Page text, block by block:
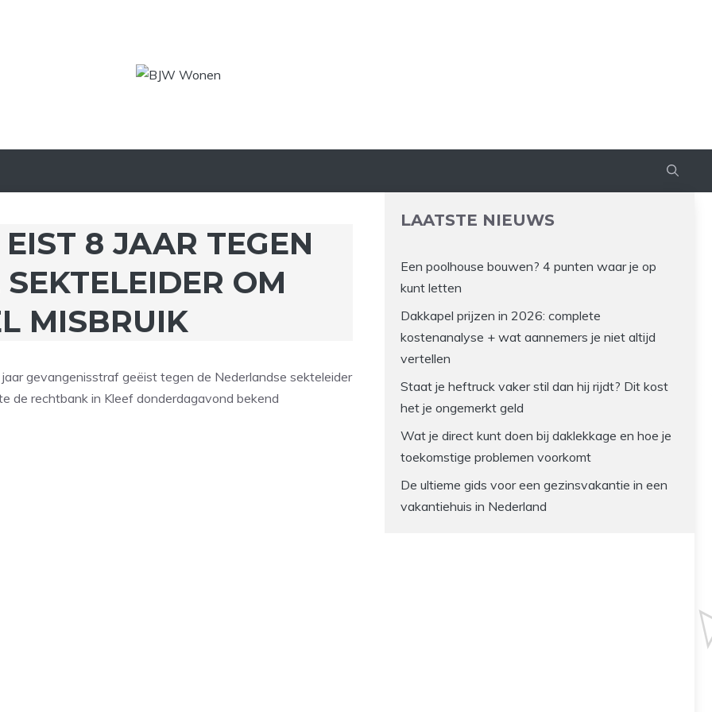
8 JAAR TEGEN
OM
MISBRUIK
gevangenisstraf geëist tegen de Nederlandse sekteleider
de rechtbank in Kleef donderdagavond bekend
LAATSTE NIEUWS
Een poolhouse bouwen? 4 punten waar je op
kunt letten
Dakkapel prijzen in 2026: complete
kostenanalyse + wat aannemers je niet altijd
vertellen
Staat je heftruck vaker stil dan hij rijdt? Dit kost
het je ongemerkt geld
Wat je direct kunt doen bij daklekkage en hoe je
toekomstige problemen voorkomt
De ultieme gids voor een gezinsvakantie in een
vakantiehuis in Nederland